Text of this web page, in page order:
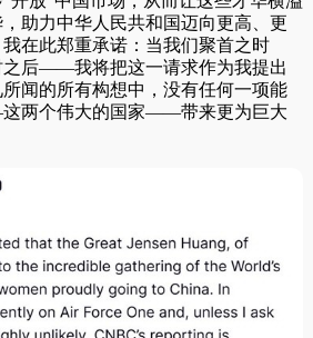
助力中华人民共和国迈向更高、更
在此郑重承诺：当我们聚首之时
后——我将把这一请求作为我提出
闻的所有构想中，没有任何一项能
两个伟大的国家——带来更为巨大